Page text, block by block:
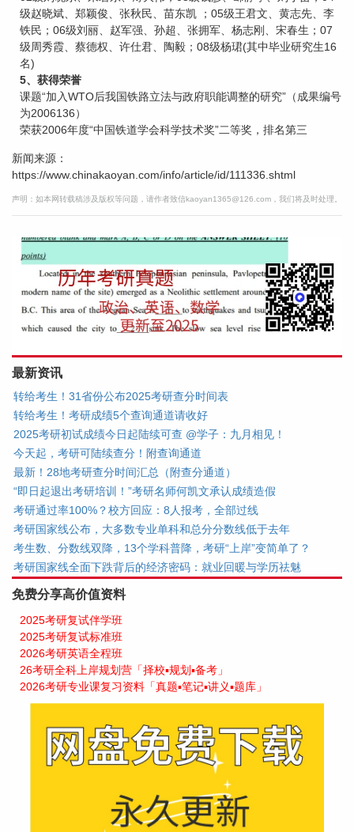
级赵晓斌、郑颖俊、张秋民、苗东凯 ；05级王君文、黄志先、李
铁民；06级刘丽、赵军强、孙超、张拥军、杨志刚、宋春生；07
级周秀霞、蔡德权、许仕君、陶毅；08级杨珺(其中毕业研究生16
名)
5、获得荣誉
课题“加入WTO后我国铁路立法与政府职能调整的研究”（成果编号
为2006136）
荣获2006年度“中国铁道学会科学技术奖”二等奖，排名第三
新闻来源：
https://www.chinakaoyan.com/info/article/id/111336.shtml
声明：如本网转载稿涉及版权等问题，请作者致信kaoyan1365@126.com，我们将及时处理。
最新资讯
转给考生！31省份公布2025考研查分时间表
转给考生！考研成绩5个查询通道请收好
2025考研初试成绩今日起陆续可查 @学子：九月相见！
今天起，考研可陆续查分！附查询通道
最新！28地考研查分时间汇总（附查分通道）
“即日起退出考研培训！”考研名师何凯文承认成绩造假
考研通过率100%？校方回应：8人报考，全部过线
考研国家线公布，大多数专业单科和总分分数线低于去年
考生数、分数线双降，13个学科普降，考研“上岸”变简单了？
考研国家线全面下跌背后的经济密码：就业回暖与学历祛魅
免费分享高价值资料
2025考研复试伴学班
2025考研复试标准班
2026考研英语全程班
26考研全科上岸规划营「择校▪规划▪备考」
2026考研专业课复习资料「真题▪笔记▪讲义▪题库」